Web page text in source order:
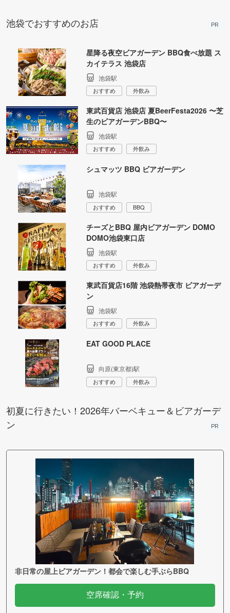
池袋でおすすめのお店 PR
星降る夜空ビアガーデン BBQ食べ放題 ス
カイテラス 池袋店
池袋駅
おすすめ 外飲み
東武百貨店 池袋店 夏BeerFesta2026 〜芝
生のビアガーデンBBQ〜
池袋駅
おすすめ 外飲み
シュマッツ BBQ ビアガーデン
池袋駅
おすすめ BBQ
チーズとBBQ 屋内ビアガーデン DOMO
DOMO池袋東口店
池袋駅
おすすめ 外飲み
東武百貨店16階 池袋熱帯夜市 ビアガーデ
ン
池袋駅
おすすめ 外飲み
EAT GOOD PLACE
向原(東京都)駅
おすすめ 外飲み
初夏に行きたい！2026年バーベキュー＆ビアガーデ
ン
PR
非日常の屋上ビアガーデン！都会で楽しむ手ぶらBBQ
空席確認・予約